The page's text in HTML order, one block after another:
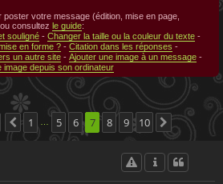
votre message (édition, mise en page,
ou consultez le guide:
souligné - Changer la taille ou la couleur du texte -
en forme ? - Citation dans les réponses -
un autre site - Ajouter une image à un message -
image depuis son ordinateur
7 sur10
Précédente
1 5 6 7 8 9 10 Suivante